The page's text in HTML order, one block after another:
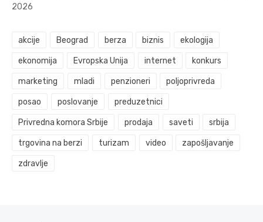
2026
akcije Beograd berza biznis ekologija
ekonomija Evropska Unija internet konkurs
marketing mladi penzioneri poljoprivreda
posao poslovanje preduzetnici
Privredna komora Srbije prodaja saveti srbija
trgovina na berzi turizam video zapošljavanje
zdravlje